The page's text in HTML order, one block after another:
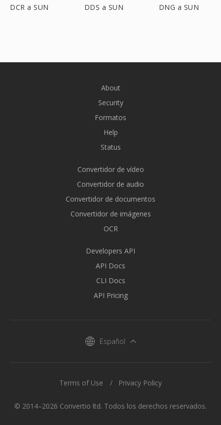
DCR a SUN DDS a SUN DNG a SUN
About
Security
Formatos
Help
Status
Convertidor de vídeo
Convertidor de audio
Convertidor de documentos
Convertidor de imágenes
OCR
Developers API
API Docs
CLI Docs
API Pricing
Español
© 2014–2026 Convertio ltd. Todos los derechos reservados.
Terms of Use Privacy Policy